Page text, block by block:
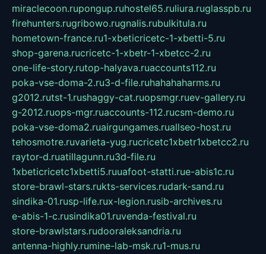
miraclecoon.rupongup.ruhostel65.ruliura.ruglasspb.ru
firehunters.rugribowo.rugnalis.rubulkitula.ru
hometown-france.ru1-xbeticricetc-1-xbetti-5.ru
shop-garena.rucricetc-1-xbetr-1-xbetcc-2.ru
one-life-story.rutop-halyava.ruaccounts112.ru
poka-vse-doma-2.ru3-d-file.ruhahahaharms.ru
g2012.rutst-1.rushaggy-cat.ruopsmgr.ruev-gallery.ru
g-2012.ruops-mgr.ruaccounts-112.rucsm-demo.ru
poka-vse-doma2.ruairgungames.ruallseo-host.ru
tehosmotre.ruvarieta-yug.rucricetc1xbetr1xbetcc2.ru
raytor-d.ruatillagunn.ru3d-file.ru
1xbeticricetc1xbetti5.ruuafoot-statti.rue-abis1c.ru
store-brawl-stars.rukts-services.rudark-sand.ru
sindika-01.rusp-life.rux-legion.rusib-archives.ru
e-abis-1-c.rusindika01.ruvenda-festival.ru
store-brawlstars.rudooraleksandria.ru
antenna-highly.rumine-lab-msk.ru1-mus.ru